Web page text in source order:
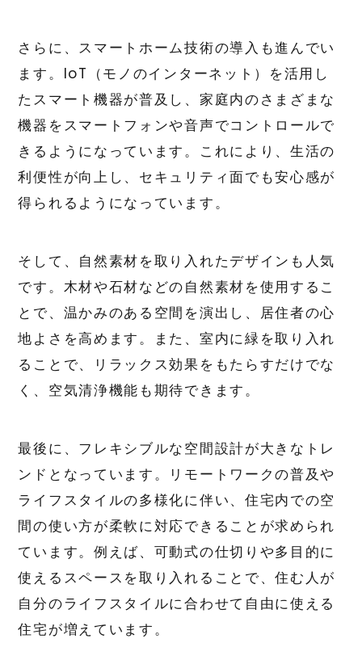
さらに、スマートホーム技術の導入も進んでい
ます。IoT（モノのインターネット）を活用し
たスマート機器が普及し、家庭内のさまざまな
機器をスマートフォンや音声でコントロールで
きるようになっています。これにより、生活の
利便性が向上し、セキュリティ面でも安心感が
得られるようになっています。
そして、自然素材を取り入れたデザインも人気
です。木材や石材などの自然素材を使用するこ
とで、温かみのある空間を演出し、居住者の心
地よさを高めます。また、室内に緑を取り入れ
ることで、リラックス効果をもたらすだけでな
く、空気清浄機能も期待できます。
最後に、フレキシブルな空間設計が大きなトレ
ンドとなっています。リモートワークの普及や
ライフスタイルの多様化に伴い、住宅内での空
間の使い方が柔軟に対応できることが求められ
ています。例えば、可動式の仕切りや多目的に
使えるスペースを取り入れることで、住む人が
自分のライフスタイルに合わせて自由に使える
住宅が増えています。